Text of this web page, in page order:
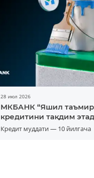
28 июл 2026
МКБАНК “Яшил
кредитини тақдим
Кредит муддати — 10 йилгача